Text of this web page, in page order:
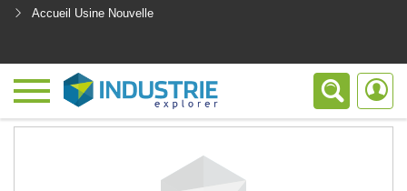
Accueil Usine Nouvelle